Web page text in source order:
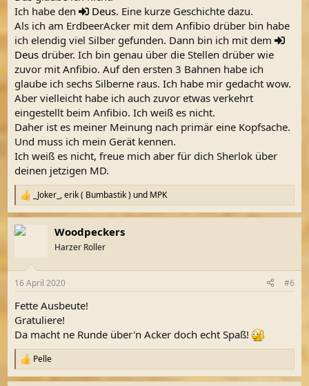
Ich habe den
Deus. Eine kurze Geschichte dazu.
Als ich am ErdbeerAcker mit dem Anfibio drüber bin habe
ich elendig viel Silber gefunden. Dann bin ich mit dem
Deus drüber. Ich bin genau über die Stellen drüber wie
zuvor mit Anfibio. Auf den ersten 3 Bahnen habe ich
glaube ich sechs Silberne raus. Ich habe mir gedacht wow.
Aber vielleicht habe ich auch zuvor etwas verkehrt
eingestellt beim Anfibio. Ich weiß es nicht.
Daher ist es meiner Meinung nach primär eine Kopfsache.
Und muss ich mein Gerät kennen.
Ich weiß es nicht, freue mich aber für dich Sherlok über
deinen jetzigen MD.
R
e
a
k
e
:
_Joker_ ,erik ( Bumbastik ) und MPK
Woodpeckers
Harzer Roller
16 April 2020 #6
Fette Ausbeute!
Gratuliere!
Da macht ne Runde über'n Acker doch echt Spaß!
R
e
Pelle